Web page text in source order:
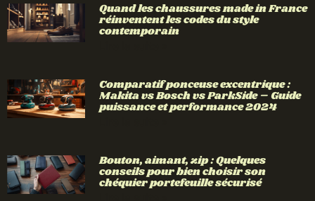
Quand les chaussures made in France
réinventent les codes du style
contemporain
Comparatif ponceuse excentrique :
Makita vs Bosch vs ParkSide – Guide
puissance et performance 2024
Bouton, aimant, zip : Quelques
conseils pour bien choisir son
chéquier portefeuille sécurisé